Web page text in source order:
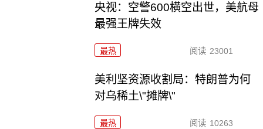
央视：空警600横空出世，美航母
最强王牌失效
最热 阅读 23001
美利坚资源收割局：特朗普为何
对乌稀土\"摊牌\"
最热 阅读 10263